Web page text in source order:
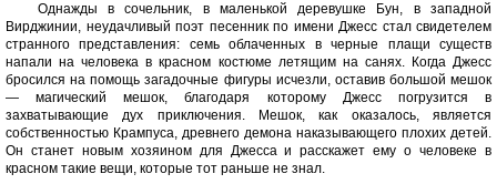
Однажды в сочельник, в маленькой деревушке Бун, в западной
Вирджинии, неудачливый поэт песенник по имени Джесс стал свидетелем
странного представления: семь облаченных в черные плащи существ
напали на человека в красном костюме летящим на санях. Когда Джесс
бросился на помощь загадочные фигуры исчезли, оставив большой мешок
— магический мешок, благодаря которому Джесс погрузится в
захватывающие дух приключения. Мешок, как оказалось, является
собственностью Крампуса, древнего демона наказывающего плохих детей.
Он станет новым хозяином для Джесса и расскажет ему о человеке в
красном такие вещи, которые тот раньше не знал.